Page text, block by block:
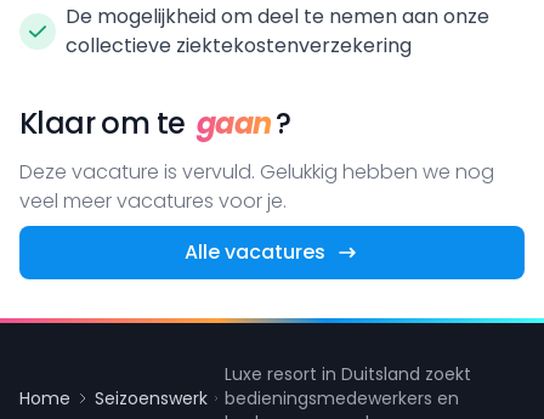
De mogelijkheid om deel te nemen aan onze
collectieve ziektekostenverzekering
Klaar om te gaan?
Deze vacature is vervuld. Gelukkig hebben we nog
veel meer vacatures voor je.
Alle vacatures
Home Seizoenswerk
Luxe resort in Duitsland zoekt
bedieningsmedewerkers en